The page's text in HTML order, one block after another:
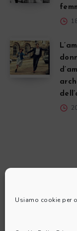
Usiamo cookie per